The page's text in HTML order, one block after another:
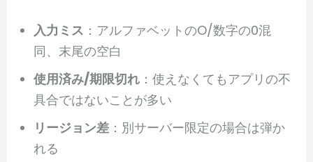
入力ミス ：アルファベットのO/数字の0混
同、末尾の空白
使用済み/期限切れ ：使えなくてもアプリの不
具合ではないことが多い
リージョン差 ：別サーバー限定の場合は弾か
れる